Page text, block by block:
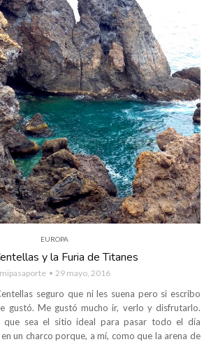
EUROPA
y la Furia de Titanes
mipasaporte 29 mayo, 2016
seguro que ni les suena pero si escribo
gustó. Me gustó mucho ir, verlo y disfrutarlo.
que sea el sitio ideal para pasar todo el día
un charco porque, a mí, como que la arena de